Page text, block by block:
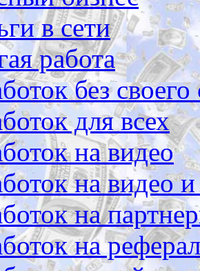
в сети
работа
без своего
для всех
на видео
на видео
на
на